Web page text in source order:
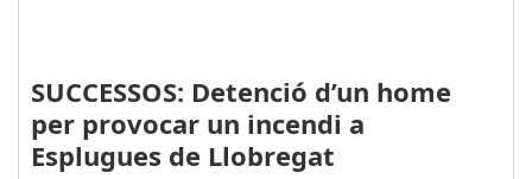
SUCCESSOS: Detenció d’un home
per provocar un incendi a
Esplugues de Llobregat